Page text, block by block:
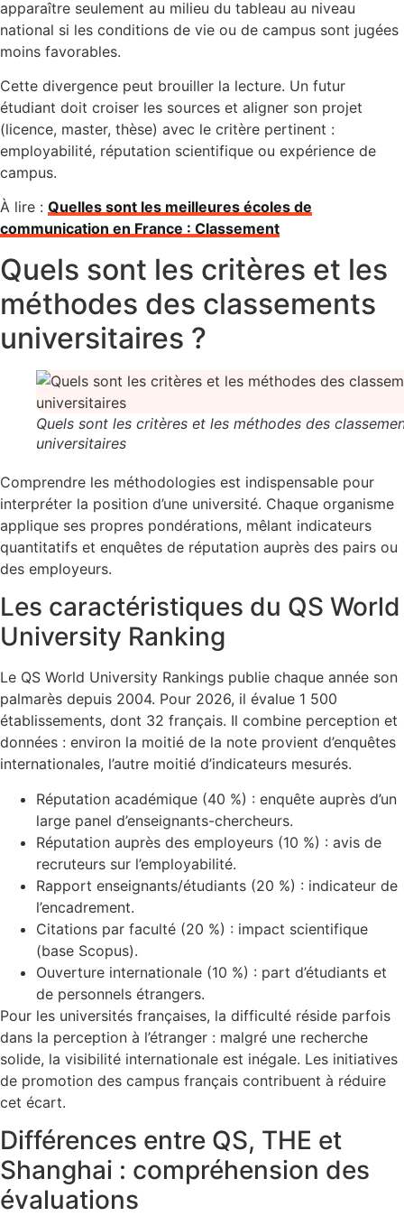
apparaître seulement au milieu du tableau au niveau
national si les conditions de vie ou de campus sont jugées
moins favorables.
Cette divergence peut brouiller la lecture. Un futur
étudiant doit croiser les sources et aligner son projet
(licence, master, thèse) avec le critère pertinent :
employabilité, réputation scientifique ou expérience de
campus.
À lire : Quelles sont les meilleures écoles de
communication en France : Classement
Quels sont les critères et les
méthodes des classements
universitaires ?
Quels sont les critères et les méthodes des
universitaires
Comprendre les méthodologies est indispensable pour
interpréter la position d’une université. Chaque organisme
applique ses propres pondérations, mêlant indicateurs
quantitatifs et enquêtes de réputation auprès des pairs ou
des employeurs.
Les caractéristiques du QS World
University Ranking
Le QS World University Rankings publie chaque année son
palmarès depuis 2004. Pour 2026, il évalue 1 500
établissements, dont 32 français. Il combine perception et
données : environ la moitié de la note provient d’enquêtes
internationales, l’autre moitié d’indicateurs mesurés.
Réputation académique (40 %) : enquête auprès d’un
large panel d’enseignants-chercheurs.
Réputation auprès des employeurs (10 %) : avis de
recruteurs sur l’employabilité.
Rapport enseignants/étudiants (20 %) : indicateur de
l’encadrement.
Citations par faculté (20 %) : impact scientifique
(base Scopus).
Ouverture internationale (10 %) : part d’étudiants et
de personnels étrangers.
Pour les universités françaises, la difficulté réside parfois
dans la perception à l’étranger : malgré une recherche
solide, la visibilité internationale est inégale. Les initiatives
de promotion des campus français contribuent à réduire
cet écart.
Différences entre QS, THE et
Shanghai : compréhension des
évaluations